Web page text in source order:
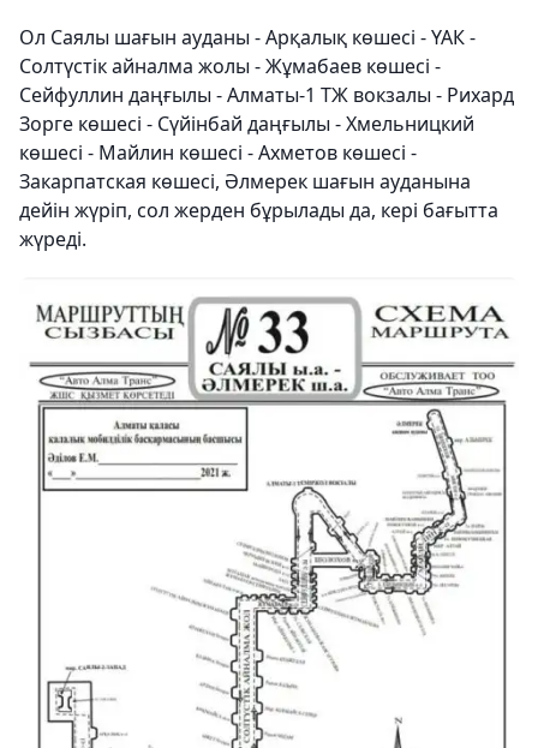
Ол Саялы шағын ауданы - Арқалық көшесі - ҮАК -
Солтүстік айналма жолы - Жұмабаев көшесі -
Сейфуллин даңғылы - Алматы-1 ТЖ вокзалы - Рихард
Зорге көшесі - Сүйінбай даңғылы - Хмельницкий
көшесі - Майлин көшесі - Ахметов көшесі -
Закарпатская көшесі, Әлмерек шағын ауданына
дейін жүріп, сол жерден бұрылады да, кері бағытта
жүреді.